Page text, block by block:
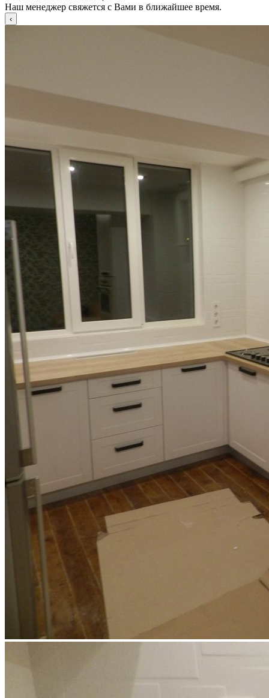
Наш менеджер свяжется с Вами в ближайшее время.